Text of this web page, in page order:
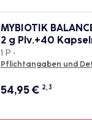
MYBIOTIK
2 g Plv.+40
1 P •
Pflichtangaben und
54,95€ 2, 3